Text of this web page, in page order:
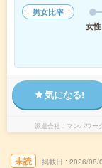
男女比率
女性
気になる!
派遣会社 マンパワー
未読 掲載日 2026/08/